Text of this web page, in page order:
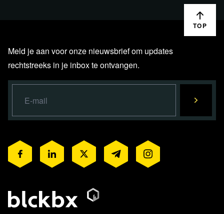
TOP
Meld je aan voor onze nieuwsbrief om updates
rechtstreeks in je inbox te ontvangen.